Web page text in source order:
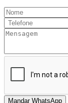
Mandar WhatsApp